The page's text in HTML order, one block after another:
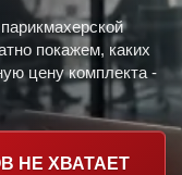
покажем, каких
цену комплекта -
НЕ ХВАТАЕТ